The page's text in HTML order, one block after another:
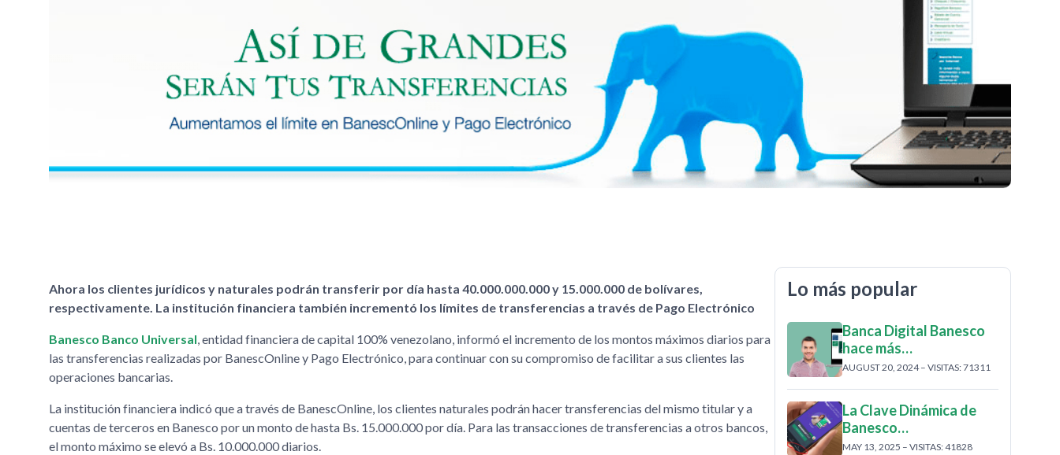
Ahora los clientes jurídicos y naturales podrán transferir por día hasta 40.000.000.000 y 15.000.000 de bolívares,
respectivamente. La institución financiera también incrementó los límites de transferencias a través de Pago Electrónico
Banesco Banco Universal, entidad financiera de capital 100% venezolano, informó el incremento de los montos máximos diarios para
las transferencias realizadas por BanescOnline y Pago Electrónico, para continuar con su compromiso de facilitar a sus clientes las
operaciones bancarias.
La institución financiera indicó que a través de BanescOnline, los clientes naturales podrán hacer transferencias del mismo titular y a
cuentas de terceros en Banesco por un monto de hasta Bs. 15.000.000 por día. Para las transacciones de transferencias a otros bancos,
el monto máximo se elevó a Bs. 10.000.000 diarios.
Lo más popular
Banca Digital Banesco
hace más…
AUGUST 20, 2024 – VISITAS: 71311
La Clave Dinámica de
Banesco…
MAY 13, 2025 – VISITAS: 41828